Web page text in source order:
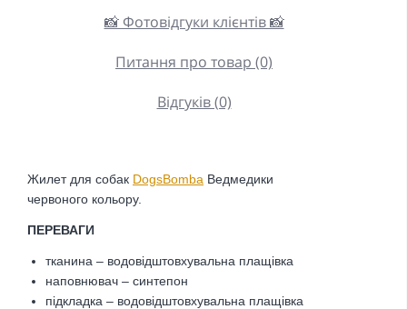
📸 Фотовідгуки клієнтів 📸
Питання про товар (0)
Відгуків (0)
Жилет для собак DogsBomba Ведмедики
червоного кольору.
ПЕРЕВАГИ
тканина – водовідштовхувальна плащівка
наповнювач – синтепон
підкладка – водовідштовхувальна плащівка